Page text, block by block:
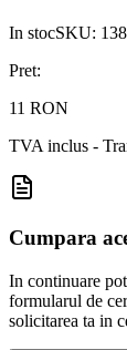
In stocSKU:
Pret:
11 RON
TVA inclus -
Cumpara
In continuare
formularul de
solicitarea ta in